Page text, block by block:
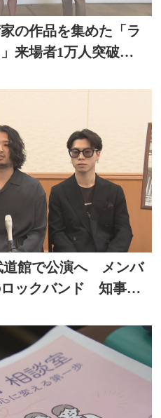
の作品を集めた「ラ
」来場者1万人突破
道館で公演へ メンバ
ロックバンド 知事を